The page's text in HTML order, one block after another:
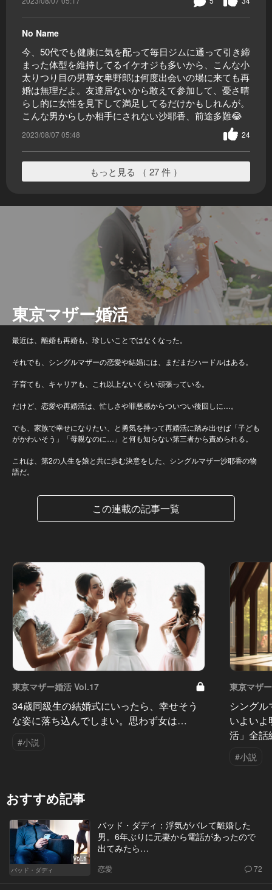
No Name
今、50代でも健康に気を配って毎日ジムに通って引き締
まった体型を維持してるイケオジも多いから、こんな小
太りつり目の男尊女卑野郎は何度出会いの場に来ても再
婚は無理だよ。友達居ないから敢えて参加して、憂さ晴
らし的に女性を見下して満足してるだけかもしれんが。
こんな男からしか相手にされない沙耶香、前途多難😂
2023/08/07 05:48 24
もっと見る （ 27 件 ）
東京マザー婚活
最近は、離婚も再婚も、珍しいことではなくなった。
それでも、シングルマザーの恋愛や結婚には、まだまだハードルはある。
子育ても、キャリアも、これ以上ないくらい頑張っている。
だけど、恋愛や再婚活は、忙しさや罪悪感からついつい後回しに…。
でも、家族で幸せになりたい、と勇気を持って再婚活に踏み出せば「子ども
がかわいそう」「母親なのに…」と何も知らない第三者から責められる。
これは、第2の人生を娘と共に歩む決意をした、シングルマザー沙耶香の物
語だ。
この連載の記事一覧
東京マザー婚活 Vol.17
34歳同級生の結婚式にいったら、幸せそう
な姿に落ち込んでしまい。思わず女は…
#小説
東京マザ
シング
いよい
活」全話
#小説
おすすめ記事
Vol.1
バッド・ダディ
バッド・ダディ：浮気がバレて離婚した
男。6年ぶりに元妻から電話があったので
出てみたら…
恋愛 72